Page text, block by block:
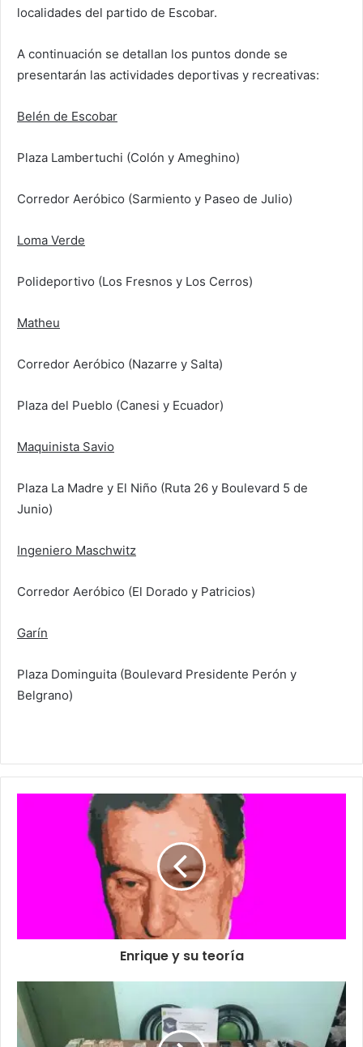
localidades del partido de Escobar.
A continuación se detallan los puntos donde se
presentarán las actividades deportivas y recreativas:
Belén de Escobar
Plaza Lambertuchi (Colón y Ameghino)
Corredor Aeróbico (Sarmiento y Paseo de Julio)
Loma Verde
Polideportivo (Los Fresnos y Los Cerros)
Matheu
Corredor Aeróbico (Nazarre y Salta)
Plaza del Pueblo (Canesi y Ecuador)
Maquinista Savio
Plaza La Madre y El Niño (Ruta 26 y Boulevard 5 de
Junio)
Ingeniero Maschwitz
Corredor Aeróbico (El Dorado y Patricios)
Garín
Plaza Dominguita (Boulevard Presidente Perón y
Belgrano)
Enrique y su teoría